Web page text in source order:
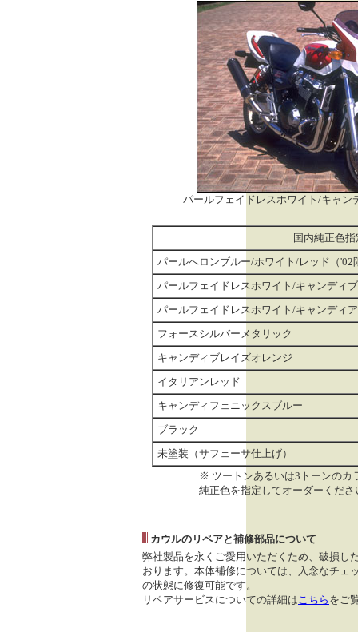
パールフェイドレスホワイト/キャン
国内純正色指
パールへロンブルー/ホワイト/レッド（'02
パールフェイドレスホワイト/キャンディ
パールフェイドレスホワイト/キャンディ
フォースシルバーメタリック
キャンディブレイズオレンジ
イタリアンレッド
キャンディフェニックスブルー
ブラック
未塗装（サフェーサ仕上げ）
※ ツートンあるいは3トーンのカ
純正色を指定してオーダーくだ
カウルのリペアと補修部品について
弊社製品を永くご愛用いただくため、破損し
おります。本体補修については、入念なチェ
の状態に修復可能です。
リペアサービスについての詳細はこちら をご